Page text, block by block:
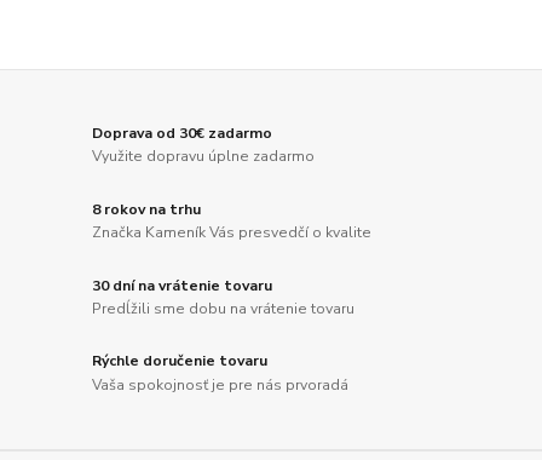
Doprava od 30€ zadarmo
Využite dopravu úplne zadarmo
8 rokov na trhu
Značka Kameník Vás presvedčí o kvalite
30 dní na vrátenie tovaru
Predĺžili sme dobu na vrátenie tovaru
Rýchle doručenie tovaru
Vaša spokojnosť je pre nás prvoradá